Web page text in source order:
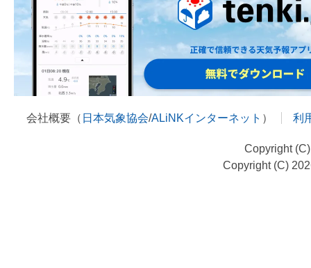
会社概要（ 日本気象協会/ALiNKインターネット ） 利
Copyright
Copyright (C)